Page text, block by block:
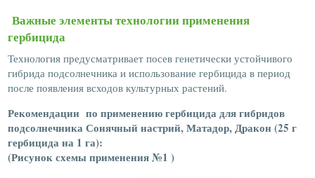
Важные элементы технологии применения
гербицида
Технология предусматривает посев генетически устойчивого
гибрида подсолнечника и использование гербицида в период
после появления всходов культурных растений.
Рекомендации по применению гербицида для гибридов
подсолнечника Сонячный настрий, Матадор, Дракон (25 г
гербицида на 1 га):
(Рисунок схемы применения №1 )